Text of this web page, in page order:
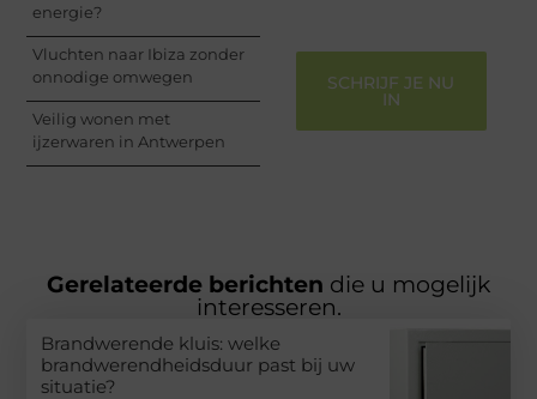
energie?
Vluchten naar Ibiza zonder
onnodige omwegen
Veilig wonen met
ijzerwaren in Antwerpen
SCHRIJF JE NU
IN
Gerelateerde berichten die u mogelijk
interesseren.
Brandwerende kluis: welke
brandwerendheidsduur past bij uw
situatie?